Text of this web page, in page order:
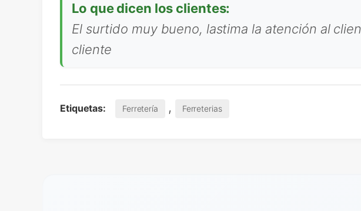
Lo que dicen los clientes:
El surtido muy bueno, lastima la atención al
cliente
Etiquetas: Ferretería , Ferreterias